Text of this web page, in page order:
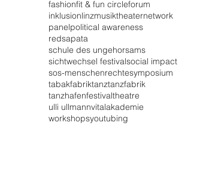
fashionfit & fun circleforum
inklusionlinzmusiktheaternetwork
panelpolitical awareness
redsapata
schule des ungehorsams
sichtwechsel festivalsocial impact
sos-menschenrechtesymposium
tabakfabriktanztanzfabrik
tanzhafenfestivaltheatre
ulli ullmannvitalakademie
workshopsyoutubing